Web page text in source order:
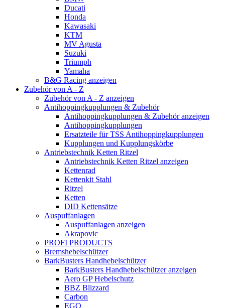
Ducati
Honda
Kawasaki
KTM
MV Agusta
Suzuki
Triumph
Yamaha
B&G Racing anzeigen
Zubehör von A - Z
Zubehör von A - Z anzeigen
Antihoppingkupplungen & Zubehör
Antihoppingkupplungen & Zubehör anzeigen
Antihoppingkupplungen
Ersatzteile für TSS Antihoppingkupplungen
Kupplungen und Kupplungskörbe
Antriebstechnik Ketten Ritzel
Antriebstechnik Ketten Ritzel anzeigen
Kettenrad
Kettenkit Stahl
Ritzel
Ketten
DID Kettensätze
Auspuffanlagen
Auspuffanlagen anzeigen
Akrapovic
PROFI PRODUCTS
Bremshebelschützer
BarkBusters Handhebelschützer
BarkBusters Handhebelschützer anzeigen
Aero GP Hebelschutz
BBZ Blizzard
Carbon
EGO